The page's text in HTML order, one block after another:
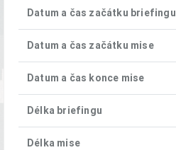
Datum a čas začátku briefingu
Datum a čas začátku mise
Datum a čas konce mise
Délka briefingu
Délka mise